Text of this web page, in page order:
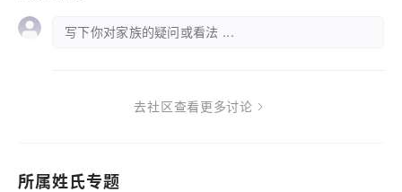
写下你对家族的疑问或看法 ...
去社区查看更多讨论
所属姓氏专题